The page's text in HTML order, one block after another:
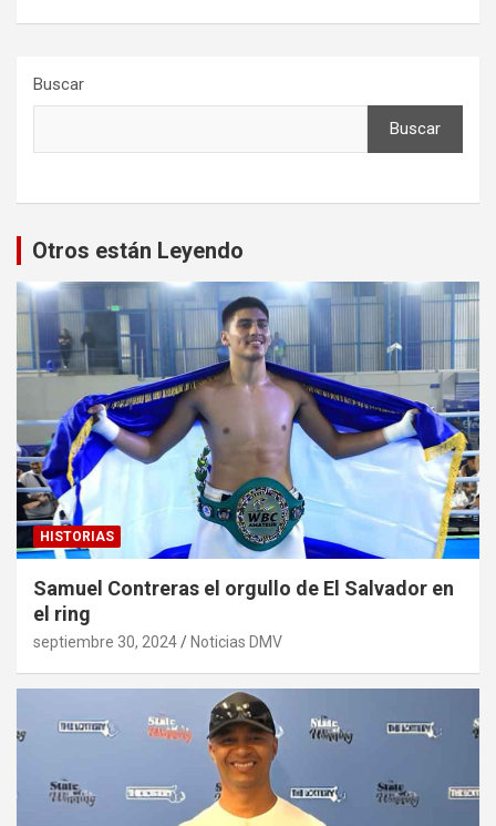
Buscar
Buscar
Otros están Leyendo
HISTORIAS
Samuel Contreras el orgullo de El Salvador en
el ring
septiembre 30, 2024 Noticias DMV